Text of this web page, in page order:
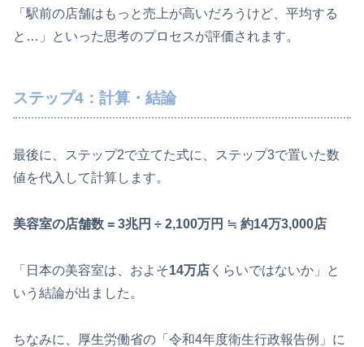
「駅前の店舗はもっと売上が高いだろうけど、平均する
と…」といった思考のプロセスが評価されます。
ステップ4：計算・結論
最後に、ステップ2で立てた式に、ステップ3で置いた数
値を代入して計算します。
美容室の店舗数 = 3兆円 ÷ 2,100万円 ≒ 約14万3,000店
「日本の美容室は、およそ14万店 くらいではないか」と
いう結論が出ました。
ちなみに、厚生労働省の「令和4年度衛生行政報告例」に